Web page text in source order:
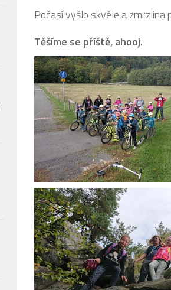
Počasí vyšlo skvěle a zmrzlina
Těšíme se příště, ahooj.